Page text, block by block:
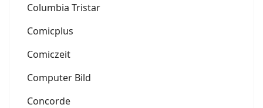
Columbia Tristar
Comicplus
Comiczeit
Computer Bild
Concorde